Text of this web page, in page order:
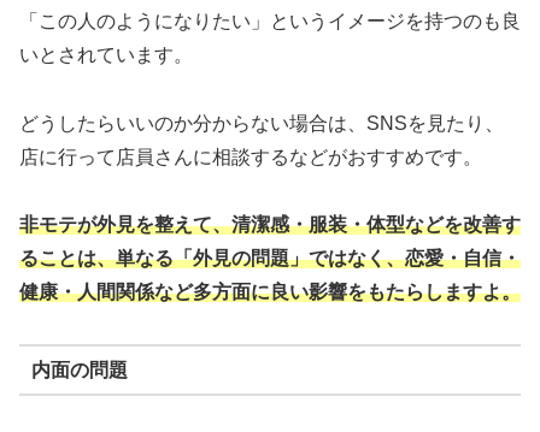
「この人のようになりたい」というイメージを持つのも良
いとされています。
どうしたらいいのか分からない場合は、SNSを見たり、
店に行って店員さんに相談するなどがおすすめです。
非モテが外見を整えて、清潔感・服装・体型などを改善す
ることは、単なる「外見の問題」ではなく、恋愛・自信・
健康・人間関係など多方面に良い影響をもたらしますよ。
内面の問題